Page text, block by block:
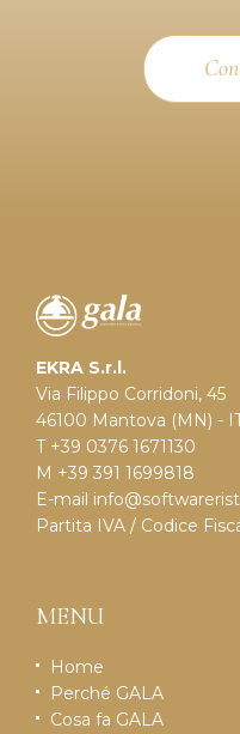
EKRA S.r.l.
Via Filippo Corridoni, 45
46100 Mantova (MN) -
T +39 0376 1671130
M +39 391 1699818
E-mail
Partita IVA / Codice
MENU
Home
Perché GALA
Cosa fa GALA